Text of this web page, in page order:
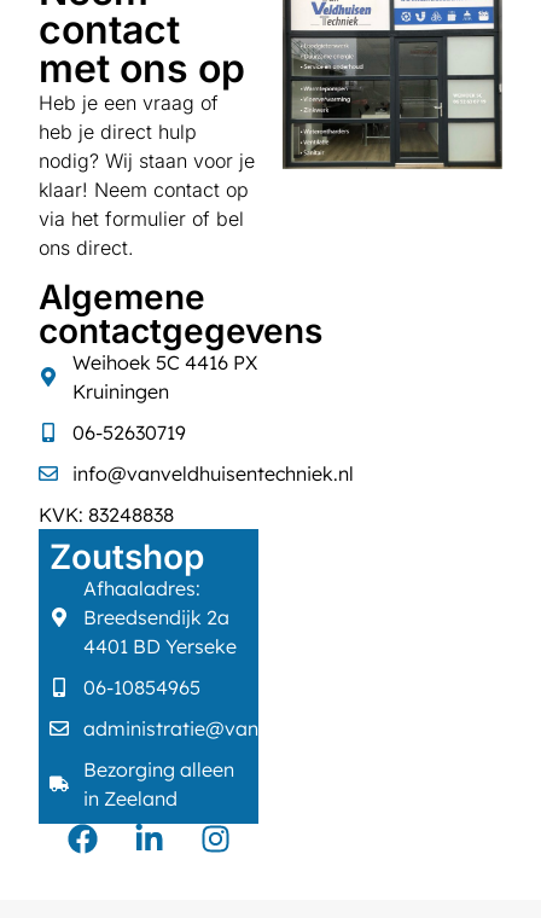
contact
met ons op
Heb je een vraag of
heb je direct hulp
nodig? Wij staan voor je
klaar! Neem contact op
via het formulier of bel
ons direct.
Algemene
contactgegevens
Weihoek 5C 4416 PX
Kruiningen
06-52630719
info@vanveldhuisentechniek.nl
KVK: 83248838
Zoutshop
Afhaaladres:
Breedsendijk 2a
4401 BD Yerseke
06-10854965
administratie@vanveldhuisentechniek.nl
Bezorging alleen
in Zeeland